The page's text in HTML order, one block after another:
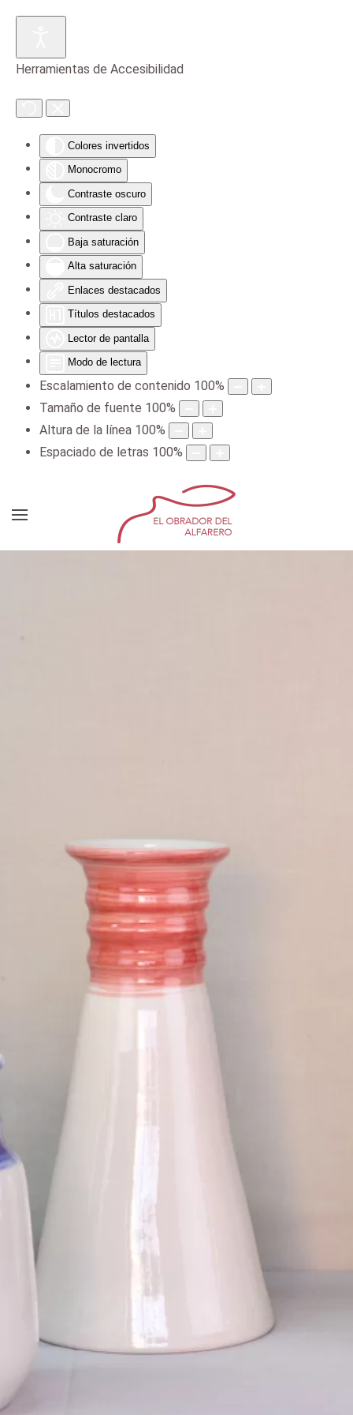
Herramientas de Accesibilidad
Colores invertidos
Monocromo
Contraste oscuro
Contraste claro
Baja saturación
Alta saturación
Enlaces destacados
Títulos destacados
Lector de pantalla
Modo de lectura
Escalamiento de contenido 100%
Tamaño de fuente 100%
Altura de la línea 100%
Espaciado de letras 100%